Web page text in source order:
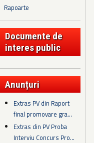
Rapoarte
Documente de
interes public
Anunțuri
Extras PV din Raport
final promovare gra...
Extras din PV Proba
Interviu Concurs Pro...